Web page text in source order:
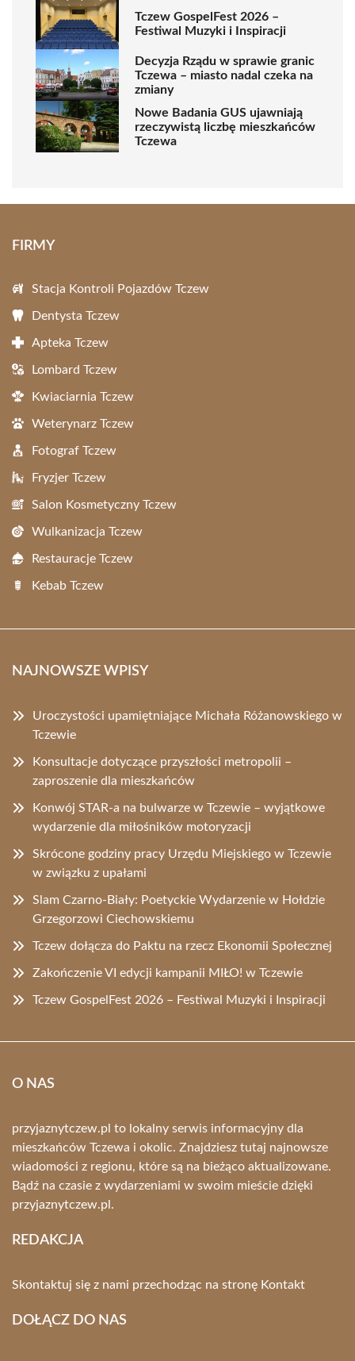
Tczew GospelFest 2026 –
Festiwal Muzyki i Inspiracji
Decyzja Rządu w sprawie granic
Tczewa – miasto nadal czeka na
zmiany
Nowe Badania GUS ujawniają
rzeczywistą liczbę mieszkańców
Tczewa
FIRMY
Stacja Kontroli Pojazdów Tczew
Dentysta Tczew
Apteka Tczew
Lombard Tczew
Kwiaciarnia Tczew
Weterynarz Tczew
Fotograf Tczew
Fryzjer Tczew
Salon Kosmetyczny Tczew
Wulkanizacja Tczew
Restauracje Tczew
Kebab Tczew
NAJNOWSZE WPISY
Uroczystości upamiętniające Michała Różanowskiego w
Tczewie
Konsultacje dotyczące przyszłości metropolii –
zaproszenie dla mieszkańców
Konwój STAR-a na bulwarze w Tczewie – wyjątkowe
wydarzenie dla miłośników motoryzacji
Skrócone godziny pracy Urzędu Miejskiego w Tczewie
w związku z upałami
Slam Czarno-Biały: Poetyckie Wydarzenie w Hołdzie
Grzegorzowi Ciechowskiemu
Tczew dołącza do Paktu na rzecz Ekonomii Społecznej
Zakończenie VI edycji kampanii MIŁO! w Tczewie
Tczew GospelFest 2026 – Festiwal Muzyki i Inspiracji
O NAS
przyjaznytczew.pl to lokalny serwis informacyjny dla
mieszkańców Tczewa i okolic. Znajdziesz tutaj najnowsze
wiadomości z regionu, które są na bieżąco aktualizowane.
Bądź na czasie z wydarzeniami w swoim mieście dzięki
przyjaznytczew.pl.
REDAKCJA
Skontaktuj się z nami przechodząc na stronę Kontakt
DOŁĄCZ DO NAS